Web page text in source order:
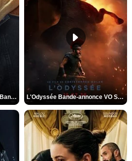
Spider-Man: Brand New Day Bande-annonce VO STFR L'Odyssée Bande-annonce VO STFR